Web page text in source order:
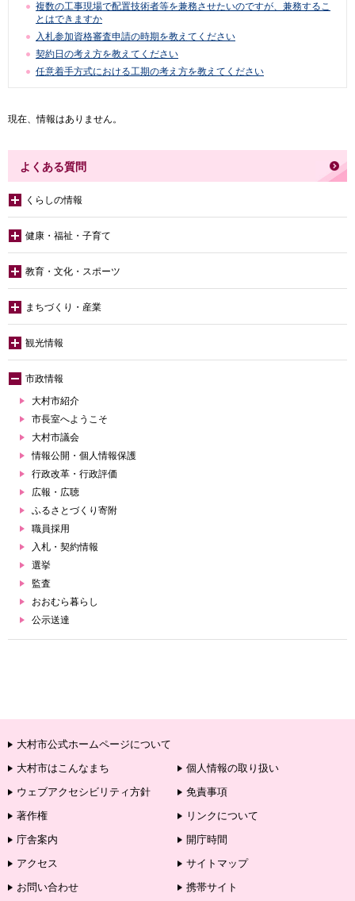
複数の工事現場で配置技術者等を兼務させたいのですが、兼務するこ
とはできますか
入札参加資格審査申請の時期を教えてください
契約日の考え方を教えてください
任意着手方式における工期の考え方を教えてください
現在、情報はありません。
よくある質問
くらしの情報
健康・福祉・子育て
教育・文化・スポーツ
まちづくり・産業
観光情報
市政情報
大村市紹介
市長室へようこそ
大村市議会
情報公開・個人情報保護
行政改革・行政評価
広報・広聴
ふるさとづくり寄附
職員採用
入札・契約情報
選挙
監査
おおむら暮らし
公示送達
大村市公式ホームページについて
大村市はこんなまち
個人情報の取り扱い
ウェブアクセシビリティ方針
免責事項
著作権
リンクについて
庁舎案内
開庁時間
アクセス
サイトマップ
お問い合わせ
携帯サイト